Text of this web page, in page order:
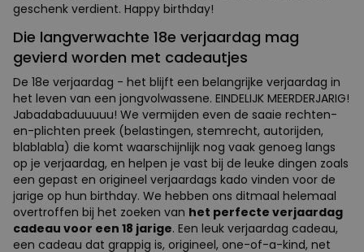
geschenk verdient. Happy birthday!
Die langverwachte 18e verjaardag mag
gevierd worden met cadeautjes
De 18e verjaardag - het blijft een belangrijke verjaardag in
het leven van een jongvolwassene. EINDELIJK MEERDERJARIG!
Jabadabaduuuuu! We vermijden even de saaie rechten-
en-plichten preek (belastingen, stemrecht, autorijden,
blablabla) die komt waarschijnlijk nog vaak genoeg langs
op je verjaardag, en helpen je vast bij de leuke dingen zoals
een gepast en origineel verjaardags kado vinden voor de
jarige op hun birthday. We hebben ons ditmaal helemaal
overtroffen bij het zoeken van het perfecte verjaardag
cadeau voor een 18 jarige. Een leuk verjaardag cadeau,
een cadeau dat grappig is, origineel, one-of-a-kind, net